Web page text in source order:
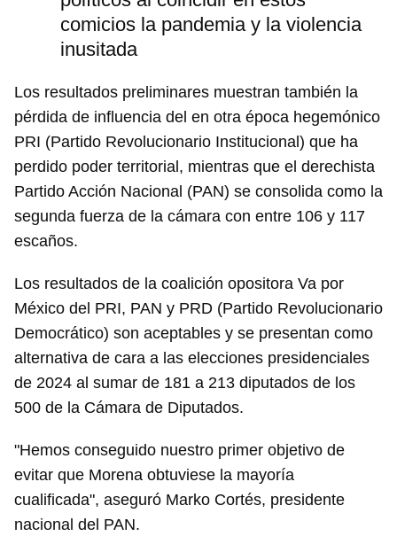
comicios la pandemia y la violencia
inusitada
Los resultados preliminares muestran también la
pérdida de influencia del en otra época hegemónico
PRI (Partido Revolucionario Institucional) que ha
perdido poder territorial, mientras que el derechista
Partido Acción Nacional (PAN) se consolida como la
segunda fuerza de la cámara con entre 106 y 117
escaños.
Los resultados de la coalición opositora Va por
México del PRI, PAN y PRD (Partido Revolucionario
Democrático) son aceptables y se presentan como
alternativa de cara a las elecciones presidenciales
de 2024 al sumar de 181 a 213 diputados de los
500 de la Cámara de Diputados.
"Hemos conseguido nuestro primer objetivo de
evitar que Morena obtuviese la mayoría
cualificada", aseguró Marko Cortés, presidente
nacional del PAN.